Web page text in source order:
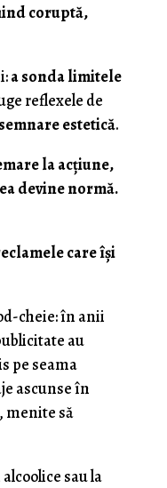
coruptă,
a sonda limitele
reflexele de
estetică.
la acțiune,
devine normă.
care își
cheie: în anii
au
pe seama
ascunse în
să
sau la